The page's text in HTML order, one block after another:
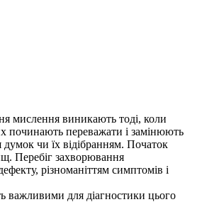
мислення виникають тоді, коли
починають переважати і замінюють
чи їх відібранням. Початок
Перебіг захворювання
різноманіттям симптомів і
важливими для діагностики цього